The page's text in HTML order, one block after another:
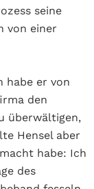
seine
von einer
habe er von
den
überwältigen,
Hensel aber
habe: Ich
des